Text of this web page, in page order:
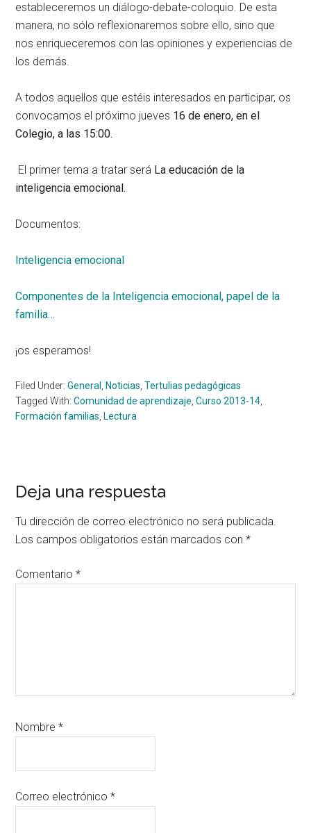
estableceremos un diálogo-debate-coloquio. De esta
manera, no sólo reflexionaremos sobre ello, sino que
nos enriqueceremos con las opiniones y experiencias de
los demás.
A todos aquellos que estéis interesados en participar, os
convocamos el próximo jueves 16 de enero, en el
Colegio, a las 15:00.
El primer tema a tratar será La educación de la
inteligencia emocional.
Documentos:
Inteligencia emocional
Componentes de la Inteligencia emocional, papel de la
familia…
¡os esperamos!
Filed Under:General Noticias ,Tertulias pedagógicas
Tagged With:Comunidad de aprendizaje ,Curso 2013-14
Formación familias Lectura
Reader
Interactions
Deja una respuesta
Tu dirección de correo electrónico no será publicada.
Los campos obligatorios están marcados con*
Comentario*
Nombre*
Correo electrónico*